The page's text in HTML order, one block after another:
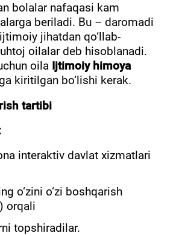
bolalar nafaqasi kam
beriladi. Bu – daromadi
jihatdan qo‘llab-
oilalar deb hisoblanadi.
oila Ijtimoiy himoya
ga kiritilgan bo‘lishi kerak.
tartibi
interaktiv davlat xizmatlari
o‘zini o‘zi boshqarish
orqali
topshiradilar.